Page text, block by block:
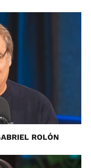
ROLÓN